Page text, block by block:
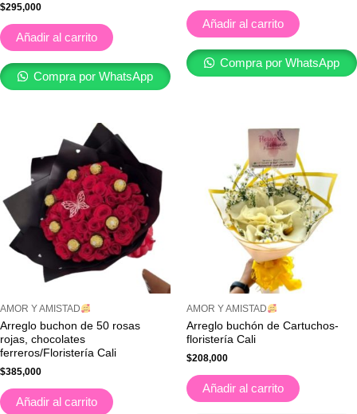
$295,000
Añadir al carrito
Compra por WhatsApp
Añadir al carrito
Compra por WhatsApp
AMOR Y AMISTAD
Arreglo buchon de 50 rosas
rojas, chocolates
ferreros/Floristería Cali
$385,000
Añadir al carrito
AMOR Y AMISTAD
Arreglo buchón de Cartuchos-
floristería Cali
$208,000
Añadir al carrito